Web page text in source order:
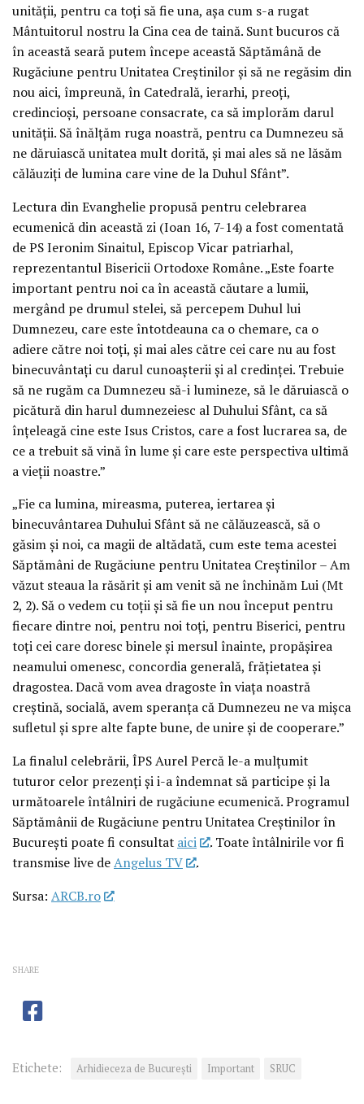
unității, pentru ca toți să fie una, așa cum s-a rugat
Mântuitorul nostru la Cina cea de taină. Sunt bucuros că
în această seară putem începe această Săptămână de
Rugăciune pentru Unitatea Creștinilor și să ne regăsim din
nou aici, împreună, în Catedrală, ierarhi, preoți,
credincioși, persoane consacrate, ca să implorăm darul
unității. Să înălțăm ruga noastră, pentru ca Dumnezeu să
ne dăruiască unitatea mult dorită, și mai ales să ne lăsăm
călăuziți de lumina care vine de la Duhul Sfânt”.
Lectura din Evanghelie propusă pentru celebrarea
ecumenică din această zi (Ioan 16, 7-14) a fost comentată
de PS Ieronim Sinaitul, Episcop Vicar patriarhal,
reprezentantul Bisericii Ortodoxe Române. „Este foarte
important pentru noi ca în această căutare a lumii,
mergând pe drumul stelei, să percepem Duhul lui
Dumnezeu, care este întotdeauna ca o chemare, ca o
adiere către noi toți, și mai ales către cei care nu au fost
binecuvântați cu darul cunoașterii și al credinței. Trebuie
să ne rugăm ca Dumnezeu să-i lumineze, să le dăruiască o
picătură din harul dumnezeiesc al Duhului Sfânt, ca să
înțeleagă cine este Isus Cristos, care a fost lucrarea sa, de
ce a trebuit să vină în lume și care este perspectiva ultimă
a vieții noastre.”
„Fie ca lumina, mireasma, puterea, iertarea și
binecuvântarea Duhului Sfânt să ne călăuzească, să o
găsim și noi, ca magii de altădată, cum este tema acestei
Săptămâni de Rugăciune pentru Unitatea Creștinilor – Am
văzut steaua la răsărit și am venit să ne închinăm Lui (Mt
2, 2). Să o vedem cu toții și să fie un nou început pentru
fiecare dintre noi, pentru noi toți, pentru Biserici, pentru
toți cei care doresc binele și mersul înainte, propășirea
neamului omenesc, concordia generală, frățietatea și
dragostea. Dacă vom avea dragoste în viața noastră
creștină, socială, avem speranța că Dumnezeu ne va mișca
sufletul și spre alte fapte bune, de unire și de cooperare.”
La finalul celebrării, ÎPS Aurel Percă le-a mulțumit
tuturor celor prezenți și i-a îndemnat să participe și la
următoarele întâlniri de rugăciune ecumenică. Programul
Săptămânii de Rugăciune pentru Unitatea Creștinilor în
București poate fi consultat aici
. Toate întâlnirile vor fi
transmise live deAngelus TV
.
Sursa: ARCB.ro
SHARE
Etichete: Arhidieceza de București Important SRUC